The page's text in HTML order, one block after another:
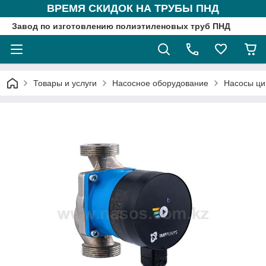
ВРЕМЯ СКИДОК НА ТРУБЫ ПНД
Завод по изготовлению полиэтиленовых труб ПНД
Товары и услуги Насосное оборудование Насосы